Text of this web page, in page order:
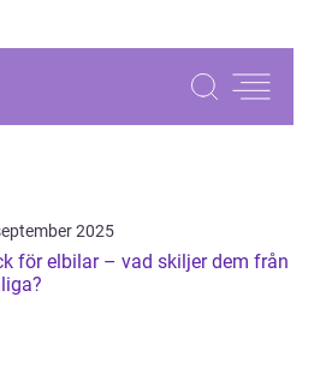
2025
för elbilar – vad skiljer dem från